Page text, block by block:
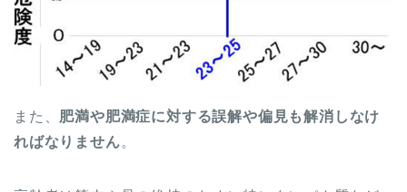
また、 肥満や肥満症に対する誤解や偏見も解消しなけ
ればなりません。